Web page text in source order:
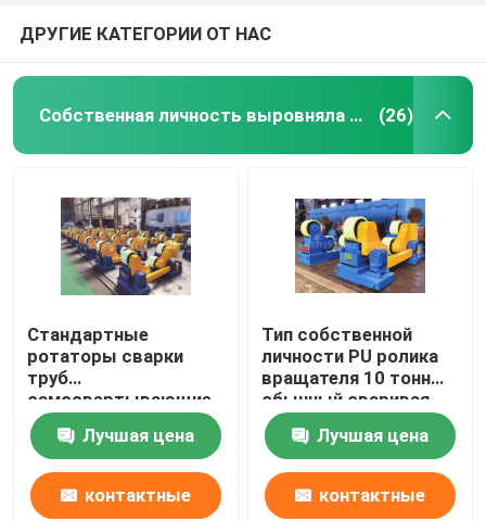
ДРУГИЕ КАТЕГОРИИ ОТ НАС
Собственная личность выровняла сваривая вращатель (26)
Стандартные
ротаторы сварки
труб
самосвертывающие
повороты PU-
роллеров от 5 до 40 т
Лучшая цена
контактные
Тип собственной
личности PU ролика
вращателя 10 тонн
обычный сваривая
выравнивая для
кругового цилиндра
Лучшая цена
контактные